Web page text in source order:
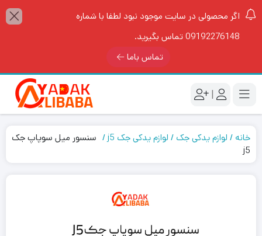
اگر محصولی در سایت موجود نبود لطفا با شماره
09192276148 تماس بگیرید.
تماس باما
|
خانه لوازم یدکی جک لوازم یدکی جک j5
سنسور میل سوپاپ جک
j5